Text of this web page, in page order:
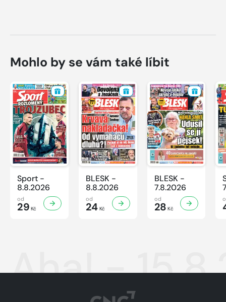
Mohlo by se vám také líbit
Sport -
8.8.2026
od
29 Kč
BLESK -
8.8.2026
od
24Kč
BLESK -
7.8.2026
od
28 Kč
Aha! -